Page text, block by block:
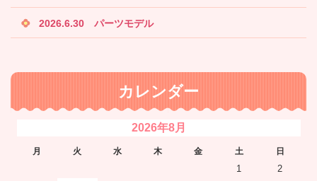
2026.6.30 パーツモデル
カレンダー
2026年8月
月 火 水 木 金 土 日
1
2